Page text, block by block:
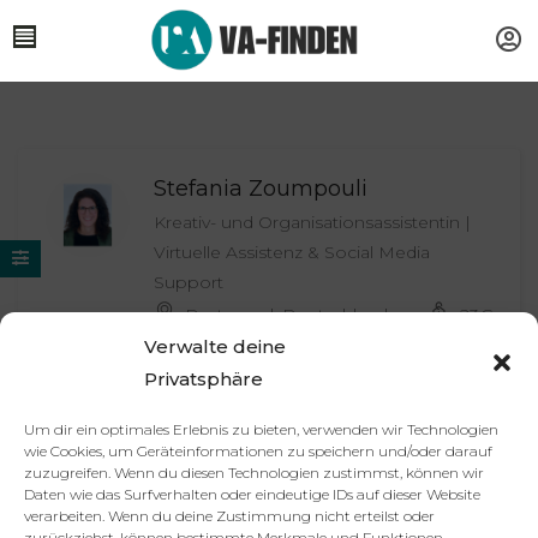
Verwalte deine
Privatsphäre
Um dir ein optimales Erlebnis zu bieten, verwenden wir Technologien
wie Cookies, um Geräteinformationen zu speichern und/oder darauf
zuzugreifen. Wenn du diesen Technologien zustimmst, können wir
Daten wie das Surfverhalten oder eindeutige IDs auf dieser Website
verarbeiten. Wenn du deine Zustimmung nicht erteilst oder
Stefania Zoumpouli
Kreativ- und Organisationsassistentin |
Virtuelle Assistenz & Social Media
Support
Dortmund, Deutschland
23€
© 2025 va-finden.de – Alle Rechte vorbehalten.
Partner Impressum Datenschutzerklärung
AGB
Kontakt